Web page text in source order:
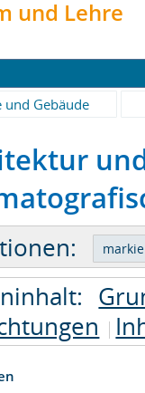
und Lehre
und Gebäude